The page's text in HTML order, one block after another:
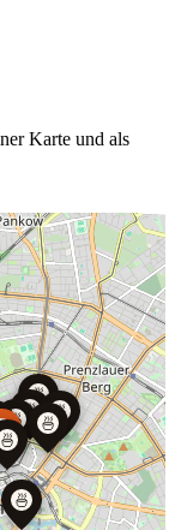
Karte und als
🍜
🍜
🍜
🍜
🍜
🍜
🍜